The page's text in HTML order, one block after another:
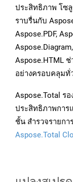
ประสิทธิภาพ โซ
ราบรื่นกับ
Aspose.PDF,
Aspose.HTML
อย่างครอบคลุม
Aspose.Total ร
ประสิทธิภาพกา
ชั้น สำรวจรายก
Aspose.Total